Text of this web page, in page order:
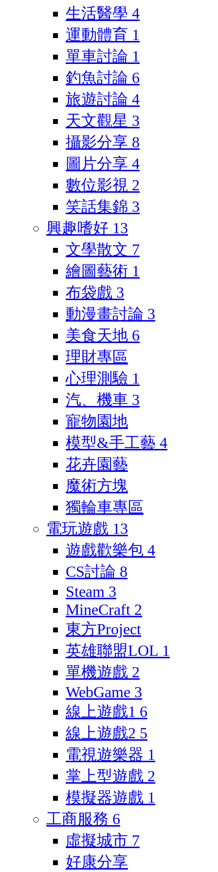
生活醫學 4
運動體育 1
單車討論 1
釣魚討論 6
旅遊討論 4
天文觀星 3
攝影分享 8
圖片分享 4
數位影視 2
笑話集錦 3
興趣嗜好 13
文學散文 7
繪圖藝術 1
布袋戲 3
動漫畫討論 3
美食天地 6
理財專區
心理測驗 1
汽、機車 3
寵物園地
模型&手工藝 4
花卉園藝
魔術方塊
獨輪車專區
電玩遊戲 13
遊戲歡樂包 4
CS討論 8
Steam 3
MineCraft 2
東方Project
英雄聯盟LOL 1
單機遊戲 2
WebGame 3
線上遊戲1 6
線上遊戲2 5
電視遊樂器 1
掌上型遊戲 2
模擬器遊戲 1
工商服務 6
虛擬城市 7
好康分享